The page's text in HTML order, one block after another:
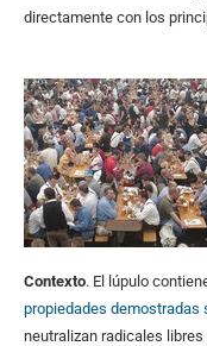
directamente con los
Contexto. El lúpulo
propiedades demostradas
neutralizan radicales